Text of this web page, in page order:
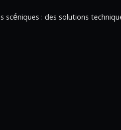
: des solutions